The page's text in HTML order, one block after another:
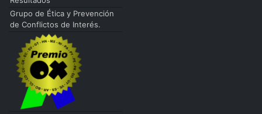
Grupo de Ética y Prevención
de Conflictos de Interés.